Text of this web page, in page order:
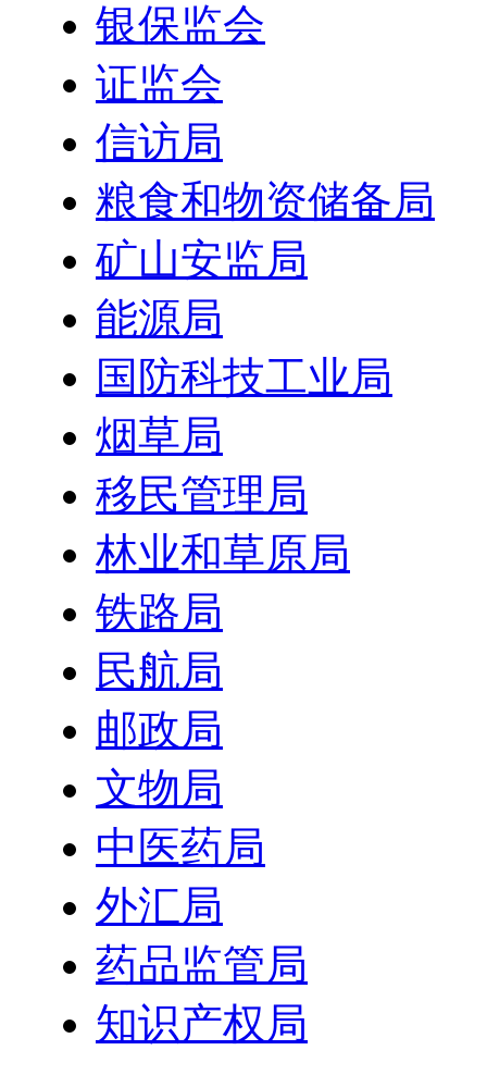
银保监会
证监会
信访局
粮食和物资储备局
矿山安监局
能源局
国防科技工业局
烟草局
移民管理局
林业和草原局
铁路局
民航局
邮政局
文物局
中医药局
外汇局
药品监管局
知识产权局